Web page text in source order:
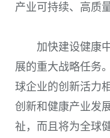
产业可持续、高质
加快建设健康
展的重大战略任务
球企业的创新活力
创新和健康产业发
祉，而且将为全球